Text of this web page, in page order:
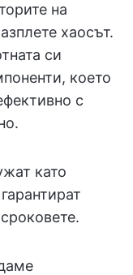
на
хаосът.
си
което
с
като